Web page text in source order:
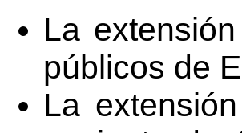
La
públicos de
La